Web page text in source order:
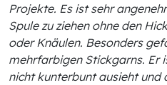
Projekte. Es ist sehr
Spule zu ziehen ohne den
oder Knäulen. Besonders
mehrfarbigen Stickgarns. Er
nicht kunterbunt ausieht und